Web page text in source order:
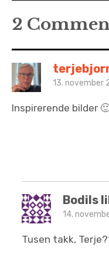
2
13. november
Inspirerende bilder
Bodils
14.
Tusen takk,